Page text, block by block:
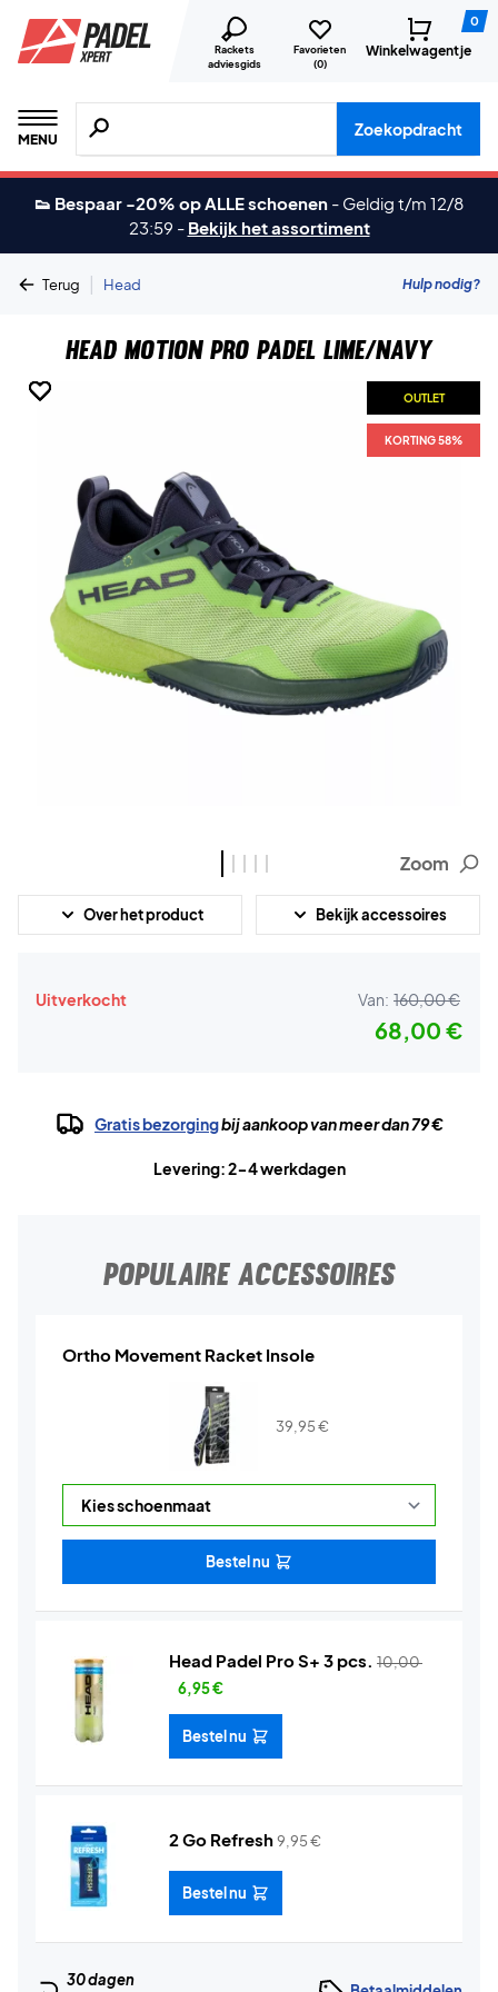
Rackets
adviesgids
Favorieten
(0)
0
Winkelwagentje
MENU
Zoeken naar producten, merken etc.
Zoekopdracht
👟 Bespaar -20% op ALLE schoenen - Geldig t/m 12/8
23:59 - Bekijk het assortiment
Terug | Head Hulp nodig?
Head Motion Pro Padel Lime/Navy
OUTLET
KORTING 58%
OUTLET
KORTING 58%
OUTLET
KORTING 58%
OUTLET
KORTING 58%
OUTLET
KORTING 58%
Zoom
Over het product Bekijk accessoires
Uitverkocht Van: 160,00 €
68,00 €
Gratis bezorgingbij aankoop van meer dan 79 €
Levering: 2-4 werkdagen
POPULAIRE ACCESSOIRES
Ortho Movement Racket Insole
39,95€
Bestel nu
Head Padel Pro S+ 3 pcs. 10,00
6,95€
Bestel nu
2 Go Refresh9,95€
Bestel nu
30 dagen